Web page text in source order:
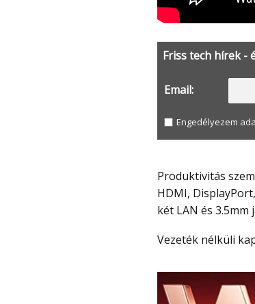
Friss tech hírek -
Email:
Engedélyezem
Produktivitás szempontból is jó a helyzet, mert három monitorral is használható,
HDMI,
két LAN és 3.5mm
Vezeték nélküli